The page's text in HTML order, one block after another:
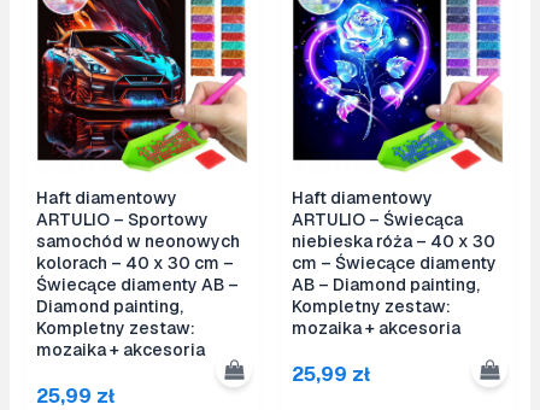
Haft diamentowy
ARTULIO – Sportowy
samochód w neonowych
kolorach – 40 x 30 cm –
Świecące diamenty AB –
Diamond painting,
Kompletny zestaw:
mozaika + akcesoria
25,99 zł
Haft diamentowy
ARTULIO – Świecąca
niebieska róża – 40 x 30
cm – Świecące diamenty
AB – Diamond painting,
Kompletny zestaw:
mozaika + akcesoria
25,99 zł